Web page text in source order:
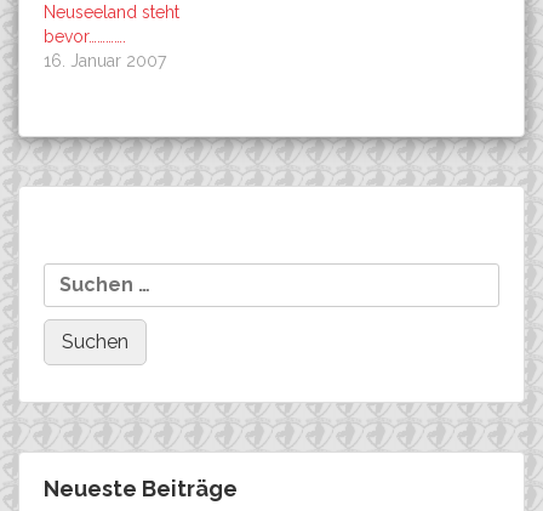
Neuseeland steht
bevor………….
16. Januar 2007
Neueste Beiträge